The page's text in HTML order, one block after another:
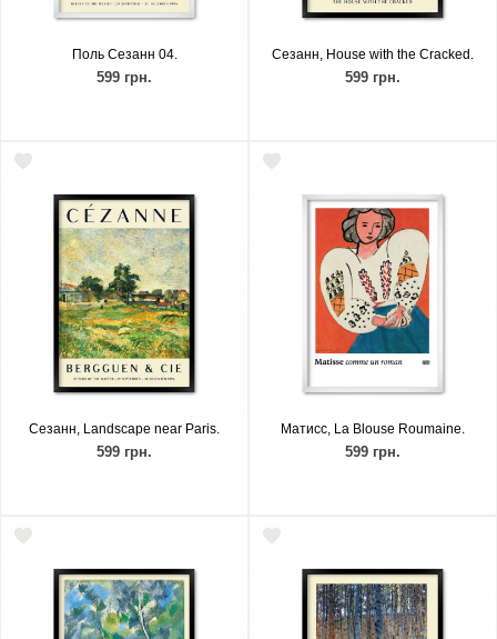
Поль Сезанн 04.
599 грн.
Сезанн, House with the Cracked.
599 грн.
Сезанн, Landscape near Paris.
599 грн.
Матисс, La Blouse Roumaine.
599 грн.